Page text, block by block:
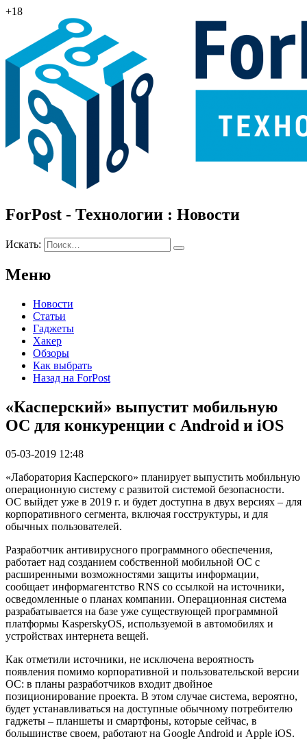
+18
ForPost - Технологии : Новости
Искать:
Меню
Новости
Статьи
Гаджеты
Хакер
Обзоры
Как выбрать
Назад на ForPost
«Касперский» выпустит мобильную
ОС для конкуренции с Android и iOS
05-03-2019 12:48
«Лаборатория Касперского» планирует выпустить мобильную
операционную систему с развитой системой безопасности.
ОС выйдет уже в 2019 г. и будет доступна в двух версиях – для
корпоративного сегмента, включая госструктуры, и для
обычных пользователей.
Разработчик антивирусного программного обеспечения,
работает над созданием собственной мобильной ОС с
расширенными возможностями защиты информации,
сообщает информагентство RNS со ссылкой на источники,
осведомленные о планах компании. Операционная система
разрабатывается на базе уже существующей программной
платформы KasperskyOS, используемой в автомобилях и
устройствах интернета вещей.
Как отметили источники, не исключена вероятность
появления помимо корпоративной и пользовательской версии
ОС: в планы разработчиков входит двойное
позиционирование проекта. В этом случае система, вероятно,
будет устанавливаться на доступные обычному потребителю
гаджеты – планшеты и смартфоны, которые сейчас, в
большинстве своем, работают на Google Android и Apple iOS.